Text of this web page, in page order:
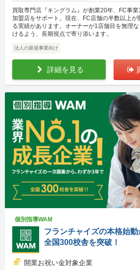
買取専門店『キングラム』が創業20年、FC事
加盟店をサポート。現在、FC店舗の半数以上
る実績があります。オーナーが1店舗目を無理
けるよう、長期視点で寄り添います。
法人の新規事業向け
詳細を見る
個別指導WAM
フランチャイズの本格始
全国300校舎を突破！
開業お祝い金対象企業